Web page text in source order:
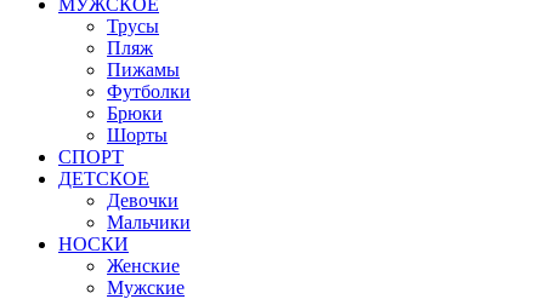
МУЖСКОЕ
Трусы
Пляж
Пижамы
Футболки
Брюки
Шорты
СПОРТ
ДЕТСКОЕ
Девочки
Мальчики
НОСКИ
Женские
Мужские